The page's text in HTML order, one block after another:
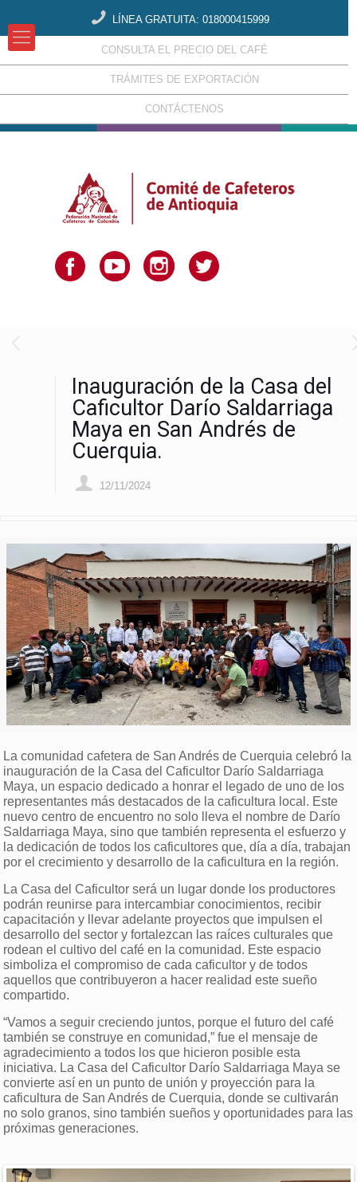
LÍNEA GRATUITA: 018000415999
CONSULTA EL PRECIO DEL CAFÉ
TRÁMITES DE EXPORTACIÓN
CONTÁCTENOS
Inauguración de la Casa del
Caficultor Darío Saldarriaga
Maya en San Andrés de
Cuerquia.
12/11/2024
La comunidad cafetera de San Andrés de Cuerquia celebró la
inauguración de la Casa del Caficultor Darío Saldarriaga
Maya, un espacio dedicado a honrar el legado de uno de los
representantes más destacados de la caficultura local. Este
nuevo centro de encuentro no solo lleva el nombre de Darío
Saldarriaga Maya, sino que también representa el esfuerzo y
la dedicación de todos los caficultores que, día a día, trabajan
por el crecimiento y desarrollo de la caficultura en la región.
La Casa del Caficultor será un lugar donde los productores
podrán reunirse para intercambiar conocimientos, recibir
capacitación y llevar adelante proyectos que impulsen el
desarrollo del sector y fortalezcan las raíces culturales que
rodean el cultivo del café en la comunidad. Este espacio
simboliza el compromiso de cada caficultor y de todos
aquellos que contribuyeron a hacer realidad este sueño
compartido.
“Vamos a seguir creciendo juntos, porque el futuro del café
también se construye en comunidad,” fue el mensaje de
agradecimiento a todos los que hicieron posible esta
iniciativa. La Casa del Caficultor Darío Saldarriaga Maya se
convierte así en un punto de unión y proyección para la
caficultura de San Andrés de Cuerquia, donde se cultivarán
no solo granos, sino también sueños y oportunidades para las
próximas generaciones.